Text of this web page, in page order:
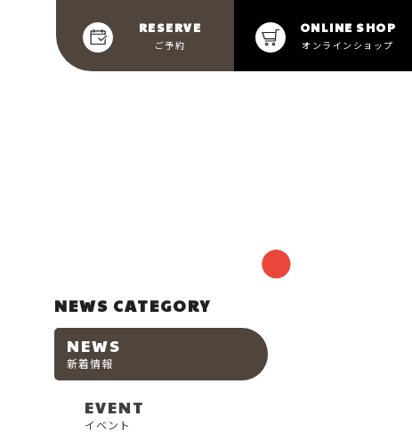
RESERVE
ご予約
ONLINE SHOP
オンラインショップ
NEWS CATEGORY
NEWS
新着情報
EVENT
イベント